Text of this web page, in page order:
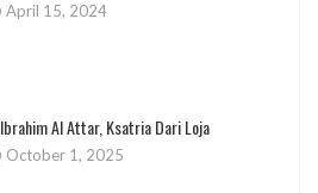
April 15, 2024
Ibrahim Al Attar, Ksatria Dari Loja
October 1, 2025